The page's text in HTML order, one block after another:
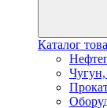
Каталог